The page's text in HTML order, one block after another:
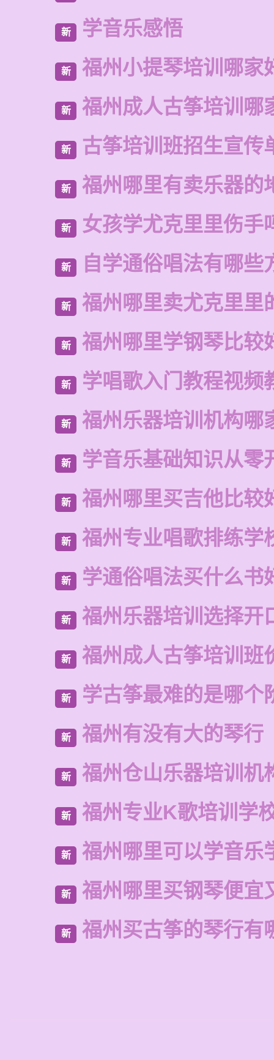
新 学音乐感悟
新 福州小提琴培训哪家
新 福州成人古筝培训哪
新 古筝培训班招生宣传
新 福州哪里有卖乐器的
新 女孩学尤克里里伤手
新 自学通俗唱法有哪些
新 福州哪里卖尤克里里
新 福州哪里学钢琴比较
新 学唱歌入门教程视频
新 福州乐器培训机构哪
新 学音乐基础知识从零
新 福州哪里买吉他比较
新 福州专业唱歌排练学
新 学通俗唱法买什么书
新 福州乐器培训选择开
新 福州成人古筝培训班
新 学古筝最难的是哪个
新 福州有没有大的琴行
新 福州仓山乐器培训机
新 福州专业K歌培训学
新 福州哪里可以学音乐
新 福州哪里买钢琴便宜
新 福州买古筝的琴行有